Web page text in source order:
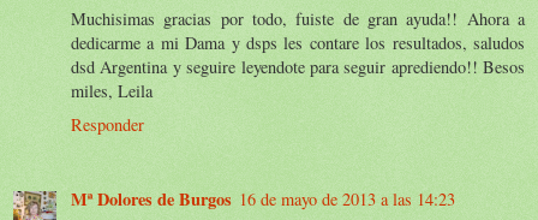
Muchisimas gracias por todo, fuiste de gran ayuda!! Ahora a
dedicarme a mi Dama y dsps les contare los resultados, saludos
dsd Argentina y seguire leyendote para seguir aprediendo!! Besos
miles, Leila
Responder
Mª Dolores de Burgos 16 de mayo de 2013 a las 14:23